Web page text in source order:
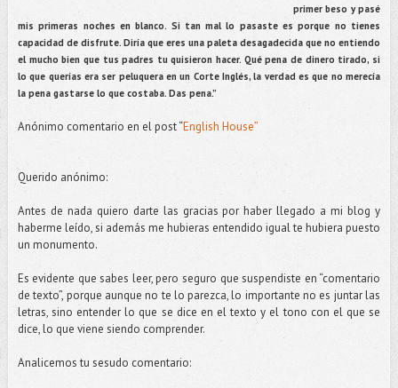
primer beso y pasé
mis primeras noches en blanco. Si tan mal lo pasaste es porque no tienes
capacidad de disfrute. Diría que eres una paleta desagadecida que no entiendo
el mucho bien que tus padres tu quisieron hacer. Qué pena de dinero tirado, si
lo que querías era ser peluquera en un Corte Inglés, la verdad es que no merecía
la pena gastarse lo que costaba. Das pena.”
Anónimo comentario en el post “English House”
Querido anónimo:
Antes de nada quiero darte las gracias por haber llegado a mi blog y
haberme leído, si además me hubieras entendido igual te hubiera puesto
un monumento.
Es evidente que sabes leer, pero seguro que suspendiste en “comentario
de texto”, porque aunque no te lo parezca, lo importante no es juntar las
letras, sino entender lo que se dice en el texto y el tono con el que se
dice, lo que viene siendo comprender.
Analicemos tu sesudo comentario: